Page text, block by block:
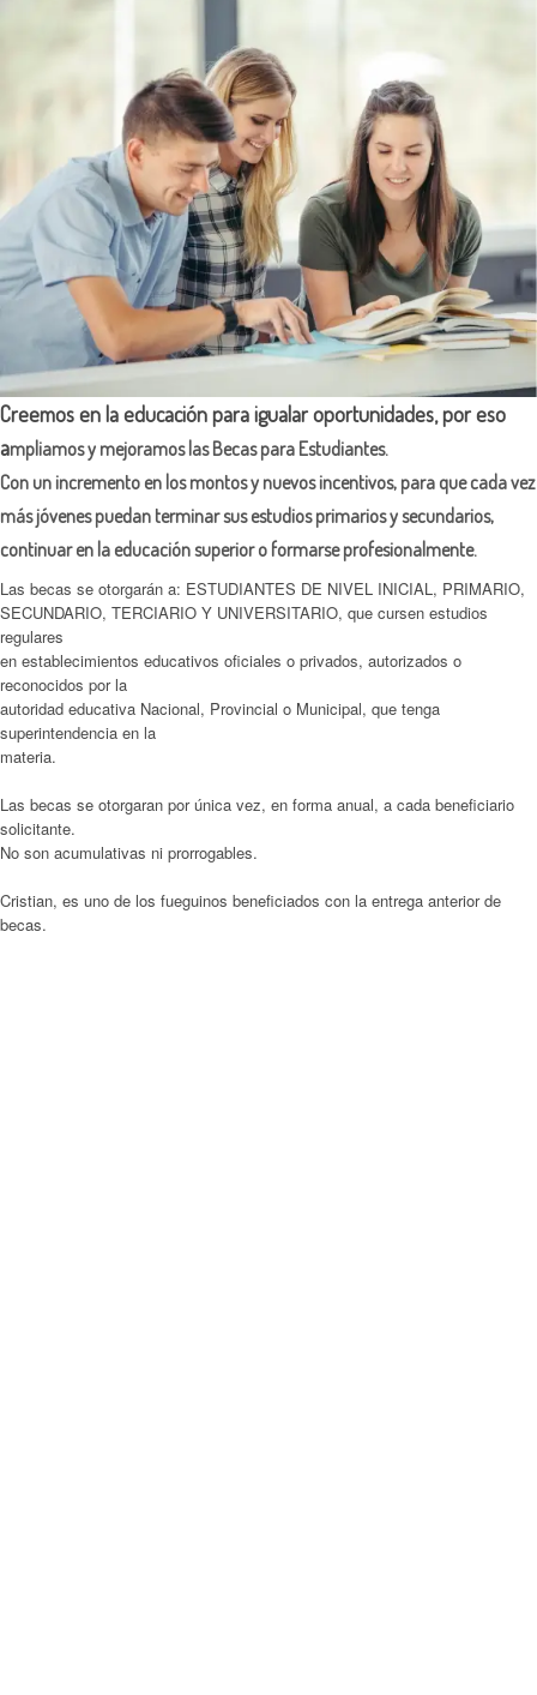
Creemos en la educación para igualar oportunidades, por eso
ampliamos y mejoramos las Becas para Estudiantes.
Con un incremento en los montos y nuevos incentivos, para que cada vez
más jóvenes puedan terminar sus estudios primarios y secundarios,
continuar en la educaciónsuperior o formarse profesionalmente.
Las becas se otorgarán a: ESTUDIANTES DE NIVEL INICIAL, PRIMARIO,
SECUNDARIO, TERCIARIO Y UNIVERSITARIO, que cursen estudios
regulares
en establecimientos educativos oficiales o privados, autorizados o
reconocidos por la
autoridad educativa Nacional, Provincial o Municipal, que tenga
superintendencia en la
materia.
Las becas se otorgaran por única vez, en forma anual, a cada beneficiario
solicitante.
No son acumulativas ni prorrogables.
Cristian, es uno de los fueguinos beneficiados con la entrega anterior de
becas.